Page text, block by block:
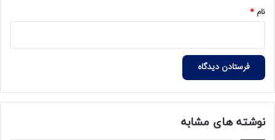
نام *
نوشته های مشابه